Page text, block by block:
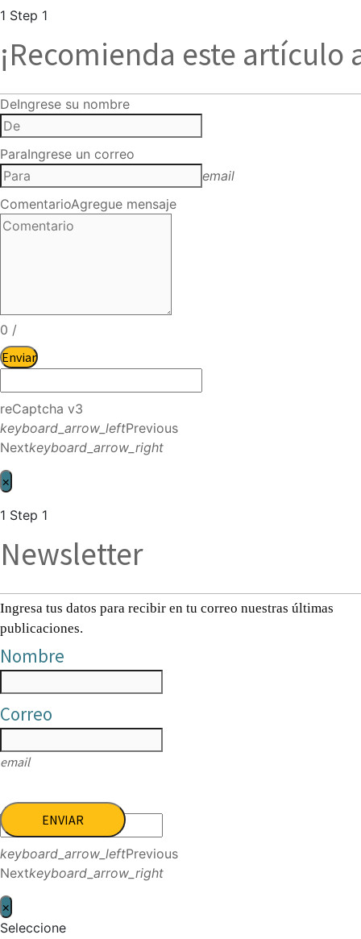
1 Step 1
¡Recomienda este artículo
DeIngrese su nombre
ParaIngrese un correo
email
ComentarioAgregue mensaje
0 /
Enviar
reCaptcha v3
keyboard_arrow_leftPrevious
Nextkeyboard_arrow_right
×
1 Step 1
Newsletter
Ingresa tus datos para recibir en tu correo nuestras últimas
publicaciones.
Nombre
Correo
email
ENVIAR
keyboard_arrow_leftPrevious
Nextkeyboard_arrow_right
×
Seleccione